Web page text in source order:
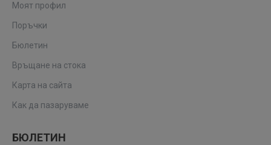
Моят профил
Поръчки
Бюлетин
Връщане на стока
Карта на сайта
Как да пазаруваме
БЮЛЕТИН